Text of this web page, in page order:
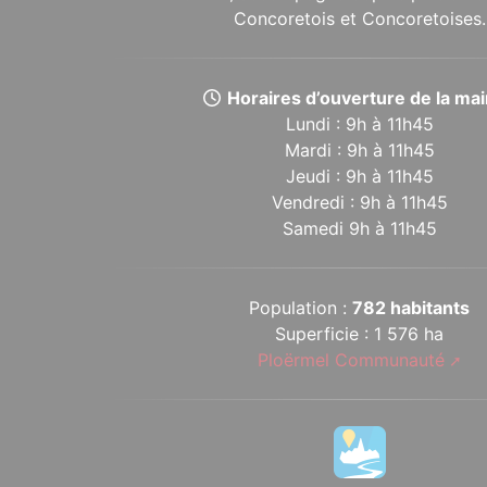
Concoretois et Concoretoises.
Horaires d’ouverture de la
Lundi : 9h à 11h45
Mardi : 9h à 11h45
Jeudi : 9h à 11h45
Vendredi : 9h à 11h45
Samedi 9h à 11h45
Population :782 habitants
Superficie : 1 576 ha
Ploërmel Communauté